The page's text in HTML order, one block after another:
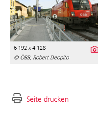
6 192 x 4 128
© ÖBB, Robert Deopito
Seite drucken